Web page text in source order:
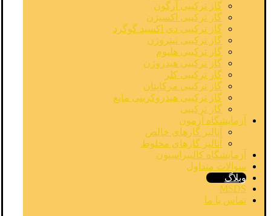
گاز ترکیبی آرگون
گاز ترکیبی اکسیژن
گاز ترکیبی دی اکسید گوگرد
گاز ترکیبی نیتروژن
گاز ترکیبی هلیوم
گاز ترکیبی هیدروژن
گاز ترکیبی کلر
گاز ترکیبی مرکاپتان
گاز ترکیبی هیدروکربنی مایع
گاز ترکیبی
آزمایشگاه آزمون
آنالیز گازهای خالص
آنالیز گازهای مخلوط
آزمایشگاه کالیبراسیون
سوالات متداول
وبلاگ
MSDS
تماس با ما